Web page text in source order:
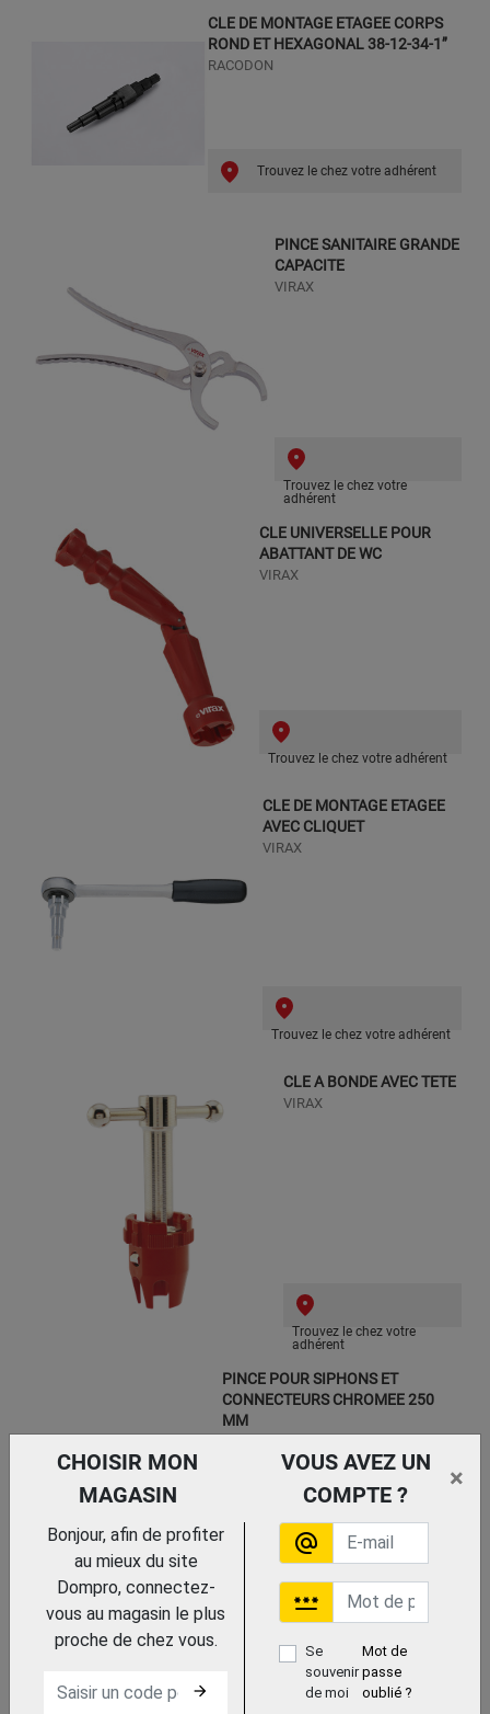
CLE DE MONTAGE ETAGEE CORPS
ROND ET HEXAGONAL 38-12-34-1’’
RACODON
Trouvez le chez votre adhérent
PINCE SANITAIRE GRANDE
CAPACITE
VIRAX
Trouvez le chez votre
adhérent
CLE UNIVERSELLE POUR
ABATTANT DE WC
VIRAX
Trouvez le chez votre adhérent
CLE DE MONTAGE ETAGEE
AVEC CLIQUET
VIRAX
Trouvez le chez votre adhérent
CLE A BONDE AVEC TETE
VIRAX
Trouvez le chez votre
adhérent
PINCE POUR SIPHONS ET
CONNECTEURS CHROMEE 250
MM
Trouvez le chez votre adhérent
CLE ECROU ROBINET + 7
CHOISIR MON
MAGASIN
VOUS AVEZ UN
COMPTE ?
×
Bonjour, afin de profiter
au mieux du site
Dompro, connectez-
vous au magasin le plus
proche de chez vous.
arrow_forward
alternate_email
password
Se
souvenir
de moi
Mot de
passe
oublié ?